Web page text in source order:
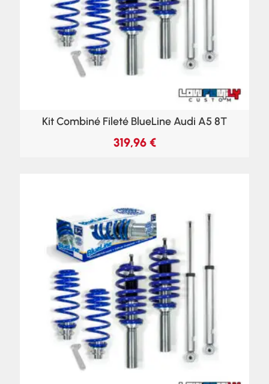
Kit Combiné Fileté BlueLine Audi A5 8T
319,96 €